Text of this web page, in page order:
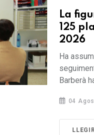
La
125
2026
Ha
Barberà
04